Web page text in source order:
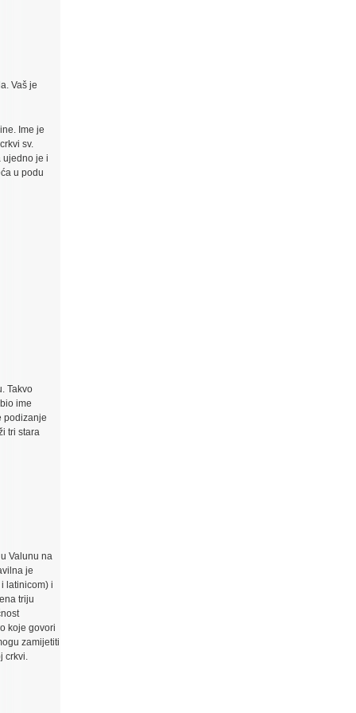
Vaš je
Ime je
sv.
ujedno je i
u podu
Takvo
ime
podizanje
tri stara
Valunu na
je
latinicom) i
triju
koje govori
zamijetiti
crkvi.